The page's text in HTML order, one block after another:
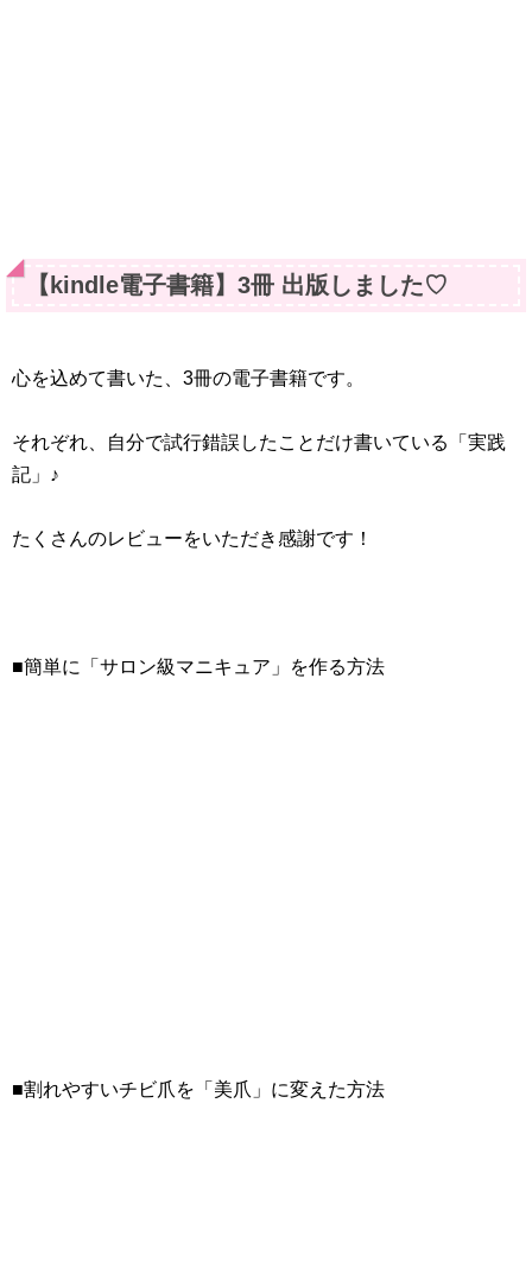
【kindle電子書籍】3冊 出版しました♡
心を込めて書いた、3冊の電子書籍です。
それぞれ、自分で試行錯誤したことだけ書いている「実践
記」♪
たくさんのレビューをいただき感謝です！
■簡単に「サロン級マニキュア」を作る方法
■割れやすいチビ爪を「美爪」に変えた方法